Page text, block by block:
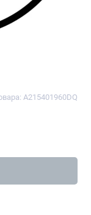
A215401960DQ